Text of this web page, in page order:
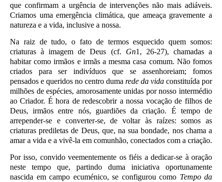
que confirmam a urgência de intervenções não mais adiáveis.
Criamos uma emergência climática, que ameaça gravemente a
natureza e a vida, inclusive a nossa.
Na raiz de tudo, o fato de termos esquecido quem somos:
criaturas à imagem de Deus (cf. Gn1, 26-27), chamadas a
habitar como irmãos e irmãs a mesma casa comum. Não fomos
criados para ser indivíduos que se assenhoreiam; fomos
pensados e queridos no centro duma rede da vida constituída por
milhões de espécies, amorosamente unidas por nosso intermédio
ao Criador. É hora de redescobrir a nossa vocação de filhos de
Deus, irmãos entre nós, guardiões da criação. É tempo de
arrepender-se e converter-se, de voltar às raízes: somos as
criaturas prediletas de Deus, que, na sua bondade, nos chama a
amar a vida e a vivê-la em comunhão, conectados com a criação.
Por isso, convido veementemente os fiéis a dedicar-se à oração
neste tempo que, partindo duma iniciativa oportunamente
nascida em campo ecuménico, se configurou como Tempo da